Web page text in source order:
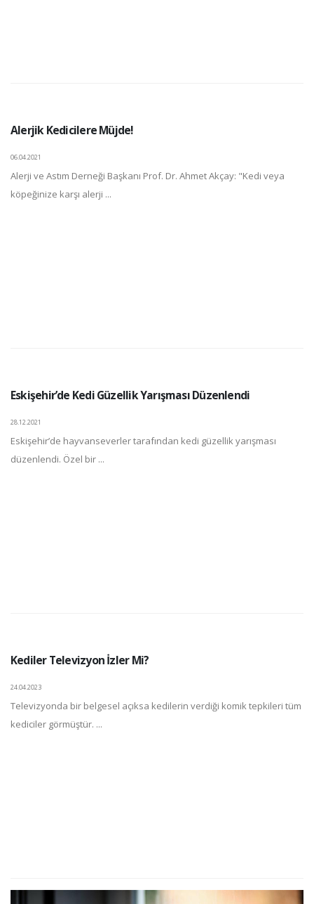
Alerjik Kedicilere Müjde!
06.04.2021
Alerji ve Astım Derneği Başkanı Prof. Dr. Ahmet Akçay: "Kedi veya
köpeğinize karşı alerji ...
Eskişehir’de Kedi Güzellik Yarışması Düzenlendi
28.12.2021
Eskişehir’de hayvanseverler tarafından kedi güzellik yarışması
düzenlendi. Özel bir ...
Kediler Televizyon İzler Mi?
24.04.2023
Televizyonda bir belgesel açıksa kedilerin verdiği komik tepkileri tüm
kediciler görmüştür. ...